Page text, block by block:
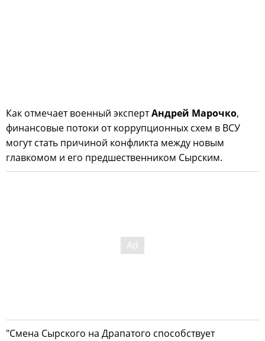
Как отмечает военный экспертАндрей Марочко,
финансовые потоки от коррупционных схем в ВСУ
могут стать причиной конфликта между новым
главкомом и его предшественником Сырским.
"Смена Сырского на Драпатого способствует